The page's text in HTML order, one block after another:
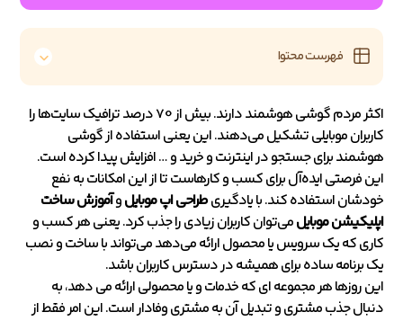
فهرست محتوا
اکثر مردم گوشی هوشمند دارند. بیش از 70 درصد ترافیک سایت‌ها را
کاربران موبایلی تشکیل می‌دهند. این یعنی استفاده از گوشی
هوشمند برای جستجو در اینترنت و خرید و … افزایش پیدا کرده است.
این فرصتی ایده‌آل برای کسب و کارهاست تا از این امکانات به نفع
خودشان استفاده کند. با یادگیریطراحی اپ موبایلوآموزش ساخت
اپلیکیشن موبایلمی‌توان کاربران زیادی را جذب کرد. یعنی هر کسب و
کاری که یک سرویس یا محصول ارائه می‌دهد می‌تواند با ساخت و نصب
یک برنامه ساده برای همیشه در دسترس کاربران باشد.
این روزها هر مجموعه ای که خدمات و یا محصولی ارائه می دهد، به
دنبال جذب مشتری و تبدیل آن به مشتری وفادار است. این امر فقط از